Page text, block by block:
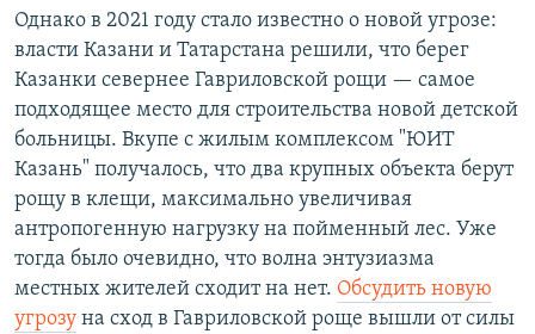
Однако в 2021 году стало известно о новой угрозе:
власти Казани и Татарстана решили, что берег
Казанки севернее Гавриловской рощи — самое
подходящее место для строительства новой детской
больницы. Вкупе с жилым комплексом "ЮИТ
Казань" получалось, что два крупных объекта берут
рощу в клещи, максимально увеличивая
антропогенную нагрузку на пойменный лес. Уже
тогда было очевидно, что волна энтузиазма
местных жителей сходит на нет. Обсудить новую
угрозу на сход в Гавриловской роще вышли от силы